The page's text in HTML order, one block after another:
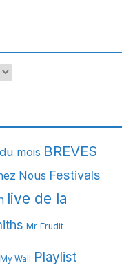
mois BREVES
Nous Festivals
live de la
Mr Erudit
Wall Playlist